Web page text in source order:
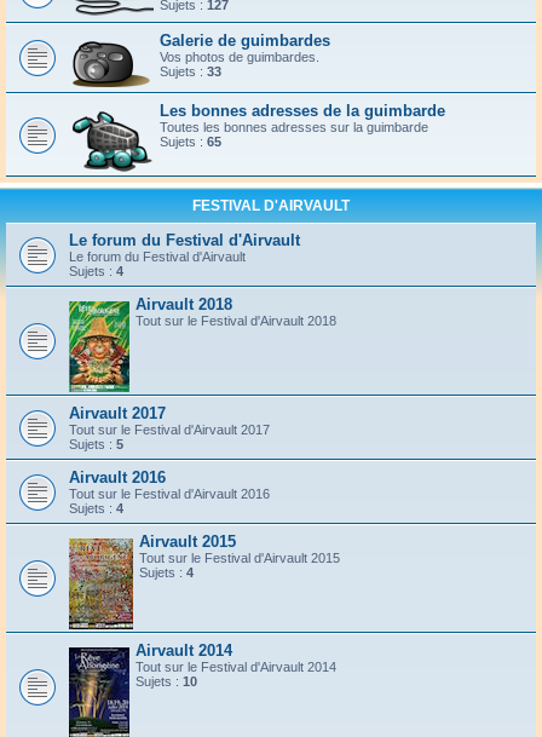
Sujets : 127
Galerie de guimbardes
Vos photos de guimbardes.
Sujets : 33
Les bonnes adresses de la guimbarde
Toutes les bonnes adresses sur la guimbarde
Sujets : 65
FESTIVAL D'AIRVAULT
Le forum du Festival d'Airvault
Le forum du Festival d'Airvault
Sujets : 4
Airvault 2018
Tout sur le Festival d'Airvault 2018
Airvault 2017
Tout sur le Festival d'Airvault 2017
Sujets : 5
Airvault 2016
Tout sur le Festival d'Airvault 2016
Sujets : 4
Airvault 2015
Tout sur le Festival d'Airvault 2015
Sujets : 4
Airvault 2014
Tout sur le Festival d'Airvault 2014
Sujets : 10